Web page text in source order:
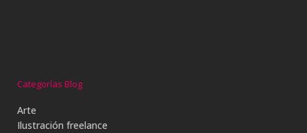
Categorías Blog
Arte
Ilustración freelance